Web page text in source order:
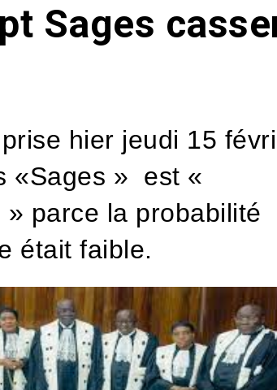
Sages
hier jeudi 15
«Sages » est «
» parce la probabilité
était faible.